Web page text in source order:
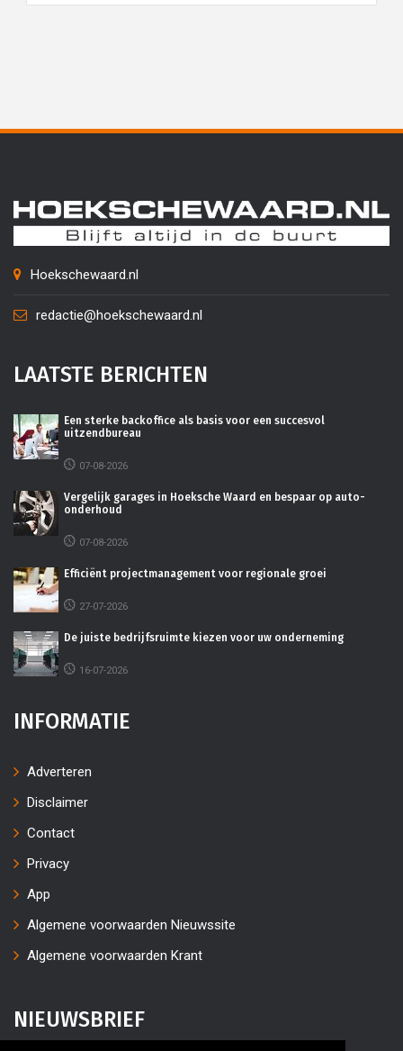
Hoekschewaard.nl
redactie@hoekschewaard.nl
LAATSTE BERICHTEN
Een sterke backoffice als basis voor een succesvol
uitzendbureau
07-08-2026
Vergelijk garages in Hoeksche Waard en bespaar op auto-
onderhoud
07-08-2026
Efficiënt projectmanagement voor regionale groei
27-07-2026
De juiste bedrijfsruimte kiezen voor uw onderneming
16-07-2026
INFORMATIE
Adverteren
Disclaimer
Contact
Privacy
App
Algemene voorwaarden Nieuwssite
Algemene voorwaarden Krant
NIEUWSBRIEF